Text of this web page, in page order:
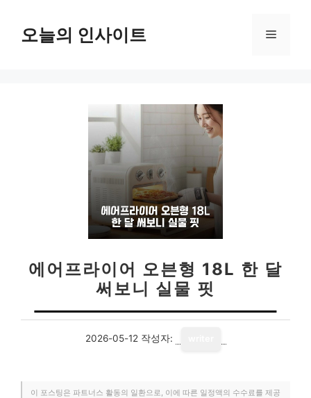
오늘의 인사이트 메
에어프라이어 오븐형 18L 한 달
써보니 실물 핏
2026-05-12 작성자:
이 포스팅은 파트너스 활동의 일환으로, 이에 따른 일정액의 수수료를 제공